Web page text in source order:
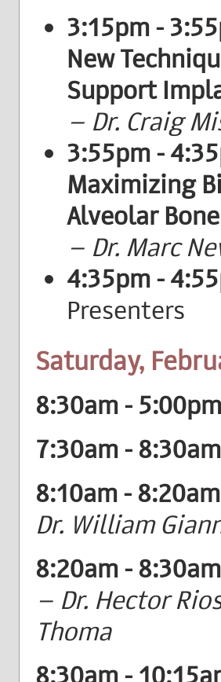
3:15pm -
New
Support
– Dr. Craig
3:55pm -
Maximizing
Alveolar
– Dr. Marc
4:35pm -
Presenters
Saturday,
8:30am -
7:30am - 8:30am
8:10am -
Dr. William
8:20am -
– Dr. Hector
Thoma
8:30am -